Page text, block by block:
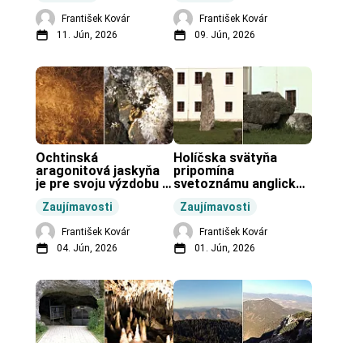
František Kovár
11. Jún, 2026
František Kovár
09. Jún, 2026
Zaujímavosti
Ochtinská
aragonitová jaskyňa
je pre svoju výzdobu
vo svete.
František Kovár
04. Jún, 2026
Zaujímavosti
Holíčska svätyňa
pripomína
svetoznámu anglickú
František Kovár
01. Jún, 2026